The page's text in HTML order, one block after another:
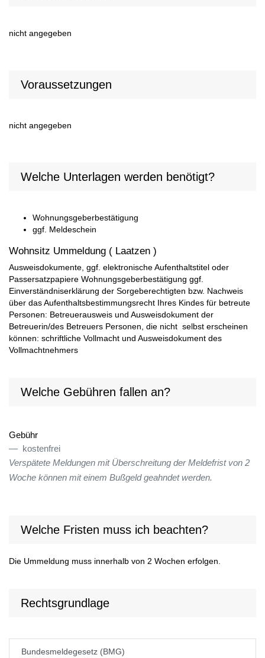
nicht angegeben
Voraussetzungen
nicht angegeben
Welche Unterlagen werden benötigt?
Wohnungsgeberbestätigung
ggf. Meldeschein
Wohnsitz Ummeldung ( Laatzen )
Ausweisdokumente, ggf. elektronische Aufenthaltstitel oder
Passersatzpapiere Wohnungsgeberbestätigung ggf.
Einverständniserklärung der Sorgeberechtigten bzw. Nachweis
über das Aufenthaltsbestimmungsrecht Ihres Kindes für betreute
Personen: Betreuerausweis und Ausweisdokument der
Betreuerin/des Betreuers Personen, die nicht selbst erscheinen
können: schriftliche Vollmacht und Ausweisdokument des
Vollmachtnehmers
Welche Gebühren fallen an?
Gebühr
kostenfrei
Verspätete Meldungen mit Überschreitung der Meldefrist von 2
Woche können mit einem Bußgeld geahndet werden.
Welche Fristen muss ich beachten?
Die Ummeldung muss innerhalb von 2 Wochen erfolgen.
Rechtsgrundlage
Bundesmeldegesetz (BMG)